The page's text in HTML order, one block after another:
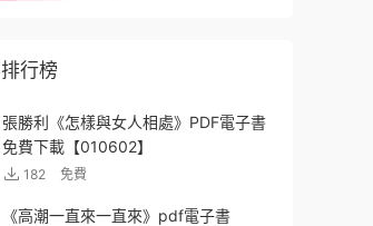
排行榜
張勝利《怎樣與女人相處》PDF電子書
免費下載【010602】
182 免費
《高潮一直來一直來》pdf電子書